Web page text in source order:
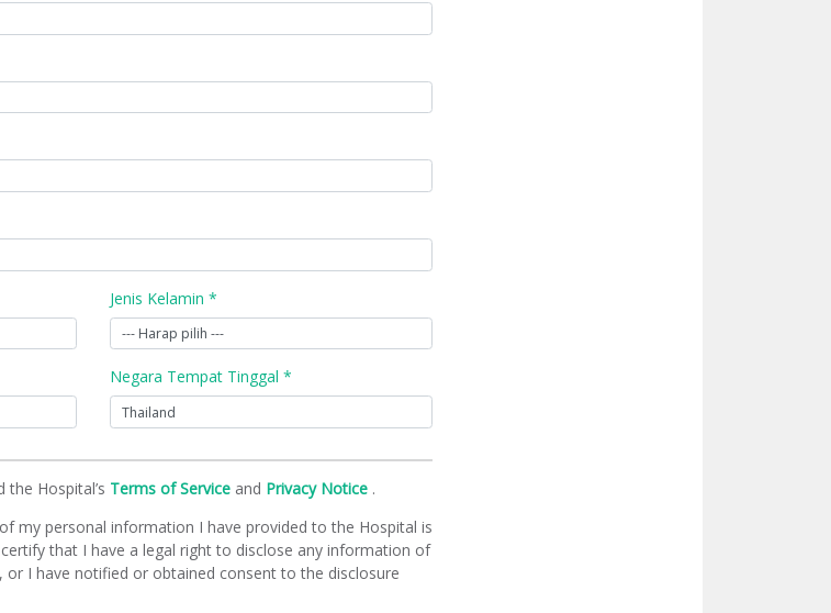
Jenis Kelamin *
Negara Tempat Tinggal *
the Hospital’s Terms of Service and Privacy Notice .
my personal information I have provided to the Hospital is
that I have a legal right to disclose any information of
or I have notified or obtained consent to the disclosure